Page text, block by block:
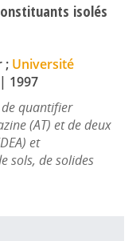
isolés
; Université
| 1997
quantifier
(AT) et de deux
et
sols, de solides